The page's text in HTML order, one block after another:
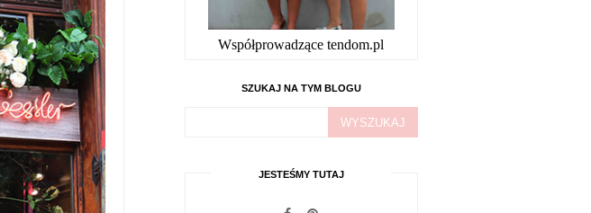
Współprowadzące tendom.pl
SZUKAJ NA TYM BLOGU
JESTEŚMY TUTAJ